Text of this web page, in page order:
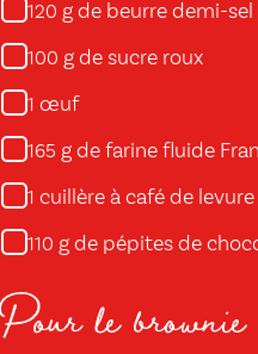
120 g de beurre demi-sel
100 g de sucre roux
1 œuf
165 g de farine fluide
1 cuillère à café de
110 g de pépites de
Pour le brownie